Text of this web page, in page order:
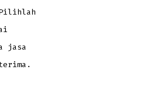
Pilihlah
jasa